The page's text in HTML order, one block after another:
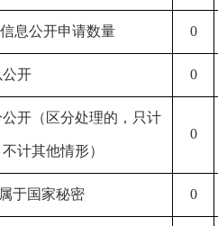
息公开申请数量 0
公开 0
公开（区分处理的，只计
计其他情形）
0
于国家秘密 0